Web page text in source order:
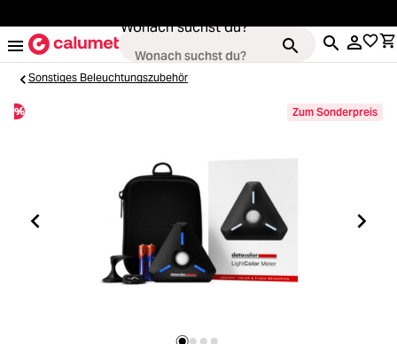
Wonach suchst du?
Objektive
Loading...
Video & Drohnen
Stative & Gimbals
Sonstiges Beleuchtungszubehör
% Zum Sonderpreis